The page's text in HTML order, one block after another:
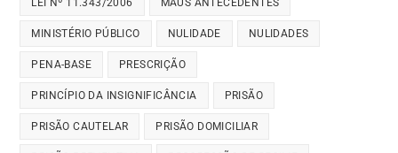
LEI Nº 11.343/2006 MAUS ANTECEDENTES
MINISTÉRIO PÚBLICO NULIDADE NULIDADES
PENA-BASE PRESCRIÇÃO
PRINCÍPIO DA INSIGNIFICÂNCIA PRISÃO
PRISÃO CAUTELAR PRISÃO DOMICILIAR